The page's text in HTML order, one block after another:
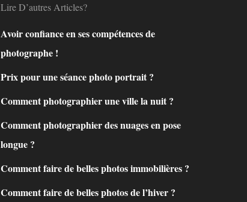
Lire D’autres Articles?
Avoir confiance en ses compétences de
photographe !
Prix pour une séance photo portrait ?
Comment photographier une ville la nuit ?
Comment photographier des nuages en pose
longue ?
Comment faire de belles photos immobilières ?
Comment faire de belles photos de l’hiver ?